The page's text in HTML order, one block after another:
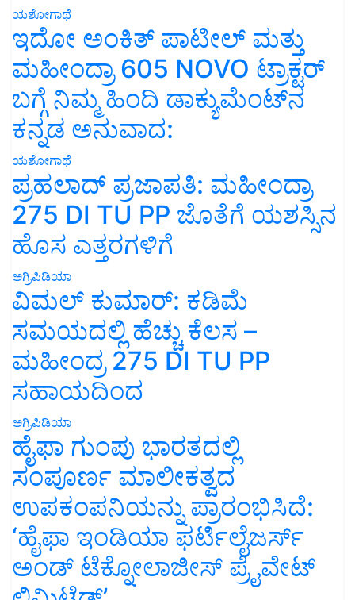
ಇದೋ ಅಂಕಿತ್ ಪಾಟೀಲ್ ಮತ್ತು
ಮಹೀಂದ್ರಾ 605 NOVO ಟ್ರಾಕ್ಟರ್
ಬಗ್ಗೆ ನಿಮ್ಮ ಹಿಂದಿ ಡಾಕ್ಯುಮೆಂಟ್‌ನ
ಕನ್ನಡ ಅನುವಾದ:
ಯಶೋಗಾಥೆ
ಪ್ರಹಲಾದ್ ಪ್ರಜಾಪತಿ: ಮಹೀಂದ್ರಾ
275 DI TU PP ಜೊತೆಗೆ ಯಶಸ್ಸಿನ
ಹೊಸ ಎತ್ತರಗಳಿಗೆ
ಅಗ್ರಿಪಿಡಿಯಾ
ವಿಮಲ್ ಕುಮಾರ್: ಕಡಿಮೆ
ಸಮಯದಲ್ಲಿ ಹೆಚ್ಚು ಕೆಲಸ –
ಮಹೀಂದ್ರ 275 DI TU PP
ಸಹಾಯದಿಂದ
ಅಗ್ರಿಪಿಡಿಯಾ
ಹೈಫಾ ಗುಂಪು ಭಾರತದಲ್ಲಿ
ಸಂಪೂರ್ಣ ಮಾಲೀಕತ್ವದ
ಉಪಕಂಪನಿಯನ್ನು ಪ್ರಾರಂಭಿಸಿದೆ:
‘ಹೈಫಾ ಇಂಡಿಯಾ ಫರ್ಟಿಲೈಜರ್ಸ್
ಅಂಡ್ ಟೆಕ್ನೋಲಾಜೀಸ್ ಪ್ರೈವೇಟ್
ಲಿಮಿಟೆಡ್’